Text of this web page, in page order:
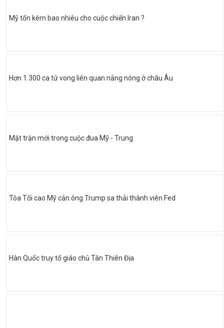
Mỹ tốn kém bao nhiêu cho cuộc chiến Iran ?
Hơn 1.300 ca tử vong liên quan nắng nóng ở châu Âu
Mặt trận mới trong cuộc đua Mỹ - Trung
Tòa Tối cao Mỹ cản ông Trump sa thải thành viên Fed
Hàn Quốc truy tố giáo chủ Tân Thiên Địa